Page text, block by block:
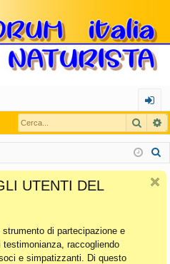
og
in
Cerca
UTENTI DEL
di partecipazione e
raccogliendo
e simpatizzanti. Di questo